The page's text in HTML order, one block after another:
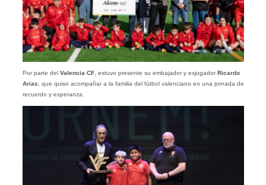
Por parte del Valencia CF, estuvo presente su embajador y exjugadorRicardo
Arias , que quiso acompañar a la familia del fútbol valenciano en una jornada de
recuerdo y esperanza.